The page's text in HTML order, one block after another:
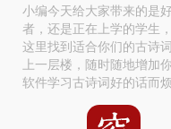
小编今天给大家带来的是
者，还是正在上学的学生
这里找到适合你们的古诗
上一层楼，随时随地增加
软件学习古诗词好的话而